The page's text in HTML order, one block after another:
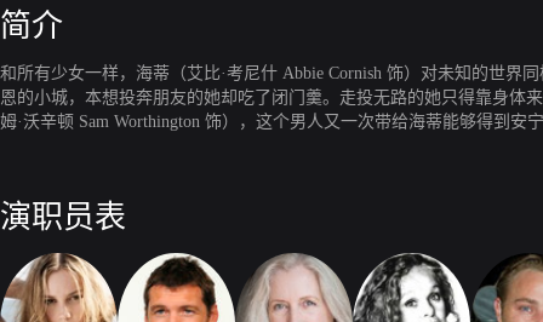
简介
和所有少女一样，海蒂（艾比·考尼什 Abbie Cornish 饰）对未知的世
恩的小城，本想投奔朋友的她却吃了闭门羹。走投无路的她只得靠身体
姆·沃辛顿 Sam Worthington 饰），这个男人又一次带给海蒂能够得到
演职员表